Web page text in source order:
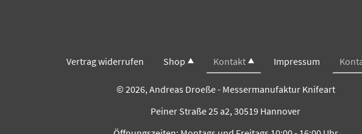
Vertrag widerrufen Shop Kontakt Impressum
© 2026, Andreas Droeße - Messermanufaktur Knifeart
Peiner Straße 25 a2, 30519 Hannover